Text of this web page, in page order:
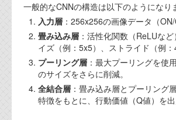
一般的なCNNの構造は以下のようになり
入力層 ：256x256の画像データ（ON/
畳み込み層 ：活性化関数（ReLUな
イズ（例：5x5）、ストライド（例：
プーリング層 ：最大プーリングを使
のサイズをさらに削減。
全結合層 ：畳み込み層とプーリング
特徴をもとに、行動価値（Q値）を出